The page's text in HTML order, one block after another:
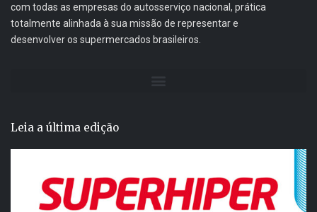
com todas as empresas do autosserviço nacional, prática
totalmente alinhada à sua missão de representar e
desenvolver os supermercados brasileiros.
Leia a última edição